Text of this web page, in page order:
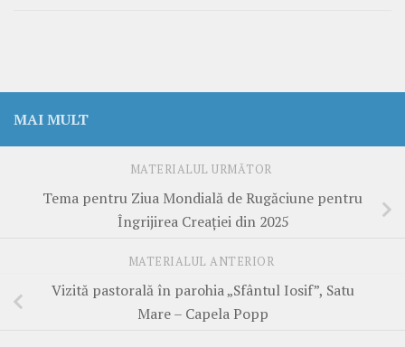
MAI MULT
MATERIALUL URMĂTOR
Tema pentru Ziua Mondială de Rugăciune pentru
Îngrijirea Creației din 2025
MATERIALUL ANTERIOR
Vizită pastorală în parohia „Sfântul Iosif”, Satu
Mare – Capela Popp